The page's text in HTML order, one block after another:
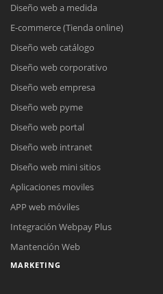
Nuestros ejecutivos le enviarán un
Complete el formulario y nos
Chat
para enviarnos un correo
Diseño web a medida
E-commerce (Tienda online)
Diseño web catálogo
Diseño web corporativo
Diseño web empresa
Diseño web pyme
Diseño web portal
Diseño web intranet
Diseño web mini sitios
Aplicaciones moviles
APP web móviles
Integración Webpay Plus
Mantención Web
MARKETING